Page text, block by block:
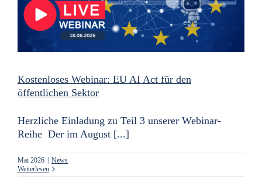
Kostenloses Webinar: EU AI Act für den
öffentlichen Sektor
Herzliche Einladung zu Teil 3 unserer Webinar-
Reihe Der im August [...]
Mai 2026
News
Weiterlesen